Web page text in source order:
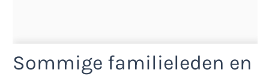
Sommige familieleden en